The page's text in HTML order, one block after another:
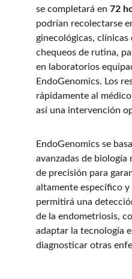
se completará en 72
podrían recolectarse
ginecológicas,
chequeos de rutina,
en laboratorios
EndoGenomics. Los
rápidamente al
así una intervención
EndoGenomics se
avanzadas de biología
de precisión para
altamente específico
permitirá una
de la endometriosis,
adaptar la tecnología
diagnosticar otras